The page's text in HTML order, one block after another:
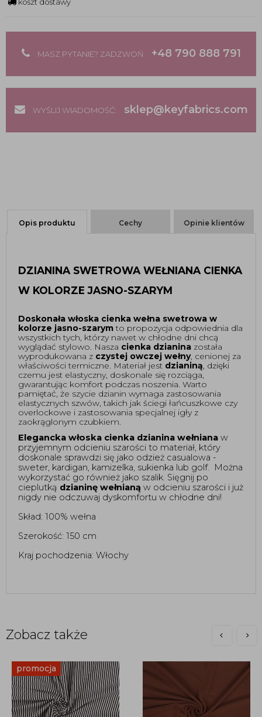
MASZ PYTANIE? ZADZWOŃ +48 790 888 791
WYŚLIJ WIADOMOŚĆ: sklep@keyfabrics.com
Opis produktu Cechy Opinie klientów
DZIANINA SWETROWA WEŁNIANA CIENKA
W KOLORZE JASNO-SZARYM
Doskonała włoska cienka wełna swetrowa w
kolorze jasno-szarym to propozycja odpowiednia dla
wszystkich tych, którzy nawet w chłodne dni chcą
wyglądać stylowo. Nasza cienka dzianina została
wyprodukowana z czystej owczej wełny, cenionej za
właściwości termiczne. Materiał jest dzianiną, dzięki
czemu jest elastyczny, doskonale się rozciąga,
gwarantując komfort podczas noszenia. Warto
pamiętać, że szycie dzianin wymaga zastosowania
elastycznych szwów, takich jak ściegi łańcuszkowe czy
overlockowe i zastosowania specjalnej igły z
zaokrąglonym czubkiem.
Elegancka włoska cienka dzianina wełniana w
przyjemnym odcieniu szarości to materiał, który
doskonale sprawdzi się jako odzież casualowa -
sweter, kardigan, kamizelka, sukienka lub golf.  Można
wykorzystać go również jako szalik. Sięgnij po
cieplutką dzianinę wełnianą w odcieniu szarości i już
nigdy nie odczuwaj dyskomfortu w chłodne dni!
Skład: 100% wełna
Szerokość: 150 cm
Kraj pochodzenia: Włochy
Zobacz także
promocja